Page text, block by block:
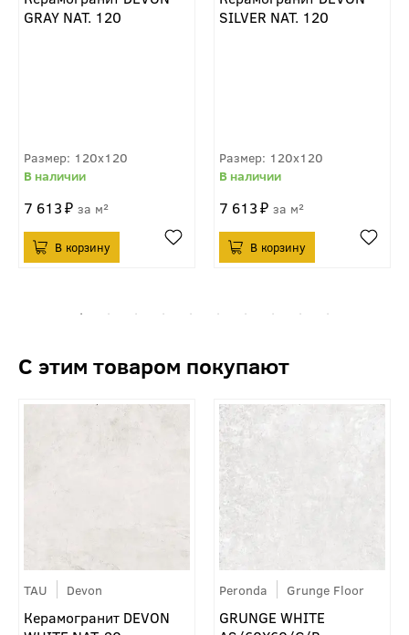
GRAY NAT. 120
120x120
7 613 м²
SILVER NAT. 120
120x120
7 613 м²
TAU Devon
Керамогранит DEVON
Peronda Grunge Floor
GRUNGE WHITE